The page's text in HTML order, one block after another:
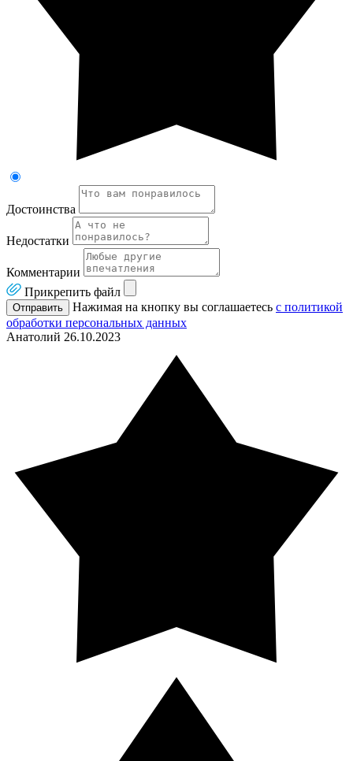
Достоинства
Недостатки
Комментарии
Прикрепить файл
Отправить Нажимая на кнопку вы соглашаетесь с политикой
обработки персональных данных
Анатолий 26.10.2023